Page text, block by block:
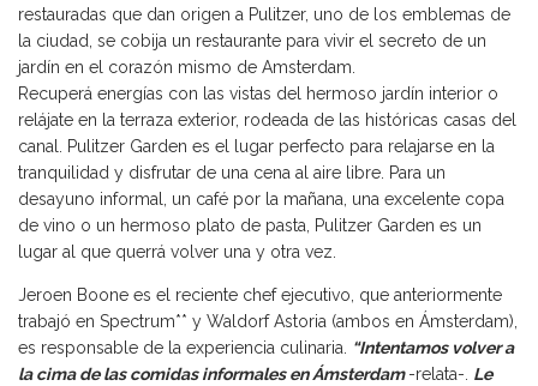
restauradas que dan origen a Pulitzer, uno de los emblemas de
la ciudad, se cobija un restaurante para vivir el secreto de un
jardín en el corazón mismo de Amsterdam.
Recuperá energías con las vistas del hermoso jardín interior o
relájate en la terraza exterior, rodeada de las históricas casas del
canal. Pulitzer Garden es el lugar perfecto para relajarse en la
tranquilidad y disfrutar de una cena al aire libre. Para un
desayuno informal, un café por la mañana, una excelente copa
de vino o un hermoso plato de pasta, Pulitzer Garden es un
lugar al que querrá volver una y otra vez.
Jeroen Boone es el reciente chef ejecutivo, que anteriormente
trabajó en Spectrum** y Waldorf Astoria (ambos en Ámsterdam),
es responsable de la experiencia culinaria.
“Intentamos volver a
la cima de las comidas informales en Ámsterdam-relata-. Le